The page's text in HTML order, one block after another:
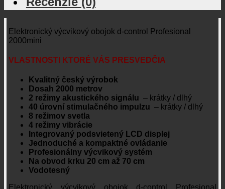
Elektronický výcvikový obojok d-control Profesional
2000mini
VLASTNOSTI KTORÉ VÁS PRESVEDČIA
Kvalitný český výrobok
Dosah 2000 metrov
2 režimy akustického signálu – krátky / dlhý
40 úrovní stimulačného impulzu – krátky / dlhý
8 režimov svetla
4 režimy vibrácie
Integrovaný podsvietený LCD displej
Jednoduché a kompaktné ovládanie
Profesionálny výcvikový systém
Na obvod krku 20 cm až 70 cm
Vodotesný